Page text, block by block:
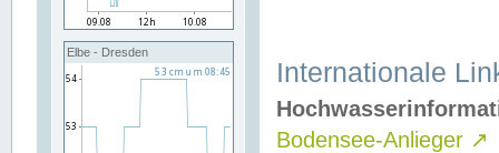
Elbe - Dresden
Internationale
Bodensee-Anlieger ↗